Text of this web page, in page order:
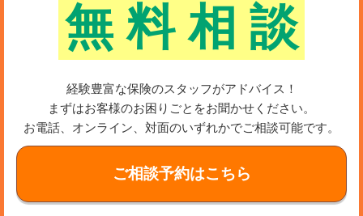
無 料 相 談
経験豊富な保険のスタッフがアドバイス！
まずはお客様のお困りごとをお聞かせください。
お電話、オンライン、対面のいずれかでご相談可能です。
ご相談予約はこちら